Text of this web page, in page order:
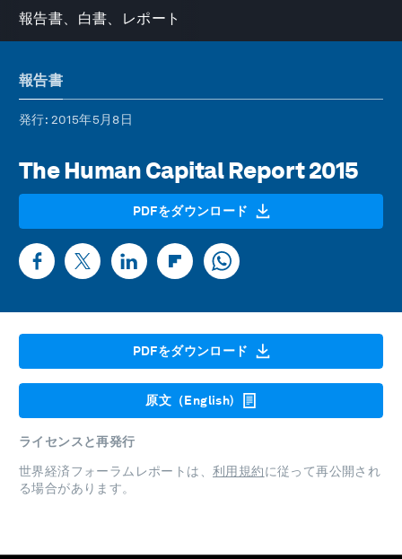
報告書、白書、レポート
報告書
発行: 2015年5月8日
The Human Capital Report 2015
PDFをダウンロード
PDFをダウンロード
原文（English)
ライセンスと再発行
世界経済フォーラムレポートは、 利用規約に従って再公開され
る場合があります。